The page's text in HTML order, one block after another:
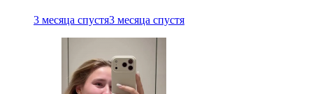
3 месяца спустя3 месяца спустя